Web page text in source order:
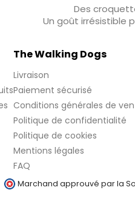
Des
Un goût irrésistible
The Walking Dogs
Livraison
Paiement sécurisé
Conditions générales de
Politique de confidentialité
Politique de cookies
Mentions légales
FAQ
Marchand approuvé par la